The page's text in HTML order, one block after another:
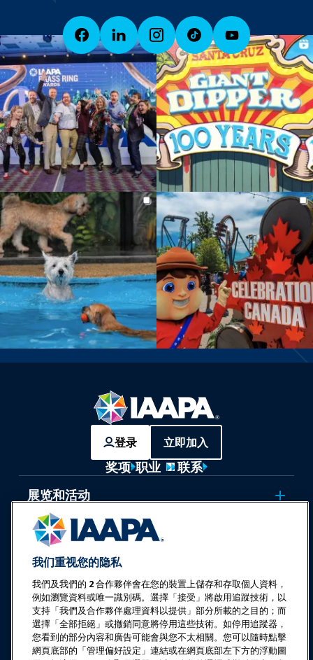
登录 立即加入
奖项 职业
联系
展览和活动
新闻与乐趣世界
教育
安全与保障
倡导
我们重视您的隐私
我們及我們的 2合作夥伴會在您的裝置上儲存和存取個人資料，
例如瀏覽資料或唯一識別碼。選擇「接受」將啟用追蹤技術，以
支持「我們及合作夥伴處理資料以提供」部分所載的之目的；而
選擇「全部拒絕」或撤銷同意將停用這些技術。如停用追蹤器，
您看到的部分內容和廣告可能會與您不太相關。您可以隨時點擊
網頁底部的「管理偏好設定」連結或在網頁底部左下方的浮動圖